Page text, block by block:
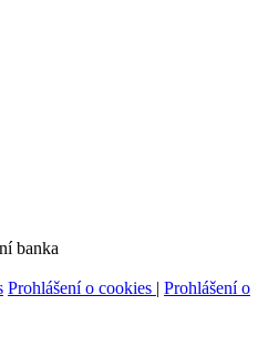
banka
Prohlášení o cookies | Prohlášení o